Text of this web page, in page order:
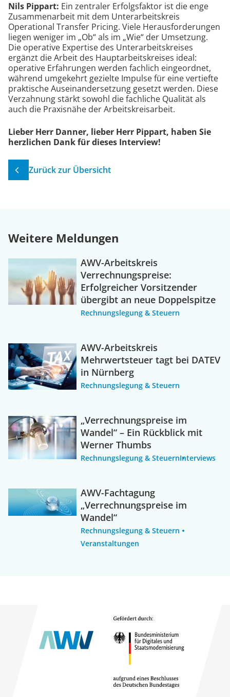
Nils Pippart: Ein zentraler Erfolgsfaktor ist die enge
Zusammenarbeit mit dem Unterarbeitskreis
Operational Transfer Pricing. Viele Herausforderungen
liegen weniger im „Ob“ als im „Wie“ der Umsetzung.
Die operative Expertise des Unterarbeitskreises
ergänzt die Arbeit des Hauptarbeitskreises ideal:
operative Erfahrungen werden fachlich eingeordnet,
während umgekehrt gezielte Impulse für eine vertiefte
praktische Auseinandersetzung gesetzt werden. Diese
Verzahnung stärkt sowohl die fachliche Qualität als
auch die Praxisnähe der Arbeitskreisarbeit.
Lieber Herr Danner, lieber Herr Pippart, haben Sie
herzlichen Dank für dieses Interview!
Zurück zur Übersicht
Weitere Meldungen
AWV-Arbeitskreis
Verrechnungspreise:
Erfolgreicher Vorsitzender
übergibt an neue Doppelspitze
Rechnungslegung & Steuern
AWV-Arbeitskreis
Mehrwertsteuer tagt bei DATEV
in Nürnberg
Rechnungslegung & Steuern
„Verrechnungspreise im
Wandel“ – Ein Rückblick mit
Werner Thumbs
Rechnungslegung & SteuernInterviews
AWV-Fachtagung
„Verrechnungspreise im
Wandel“
Rechnungslegung & Steuern
Veranstaltungen